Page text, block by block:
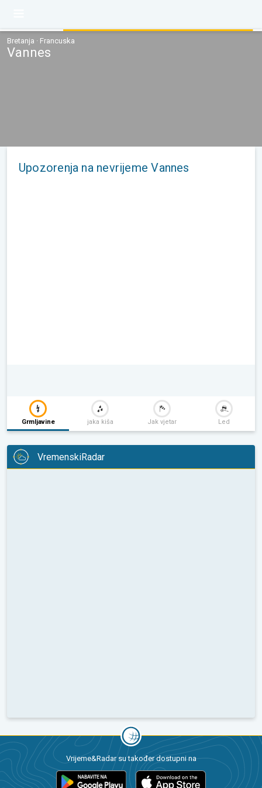
Bretanja · Francuska
Vannes
Upozorenja na nevrijeme Vannes
Grmljavine jaka kiša Jak vjetar Led
VremenskiRadar
Vrijeme&Radar su također dostupni na